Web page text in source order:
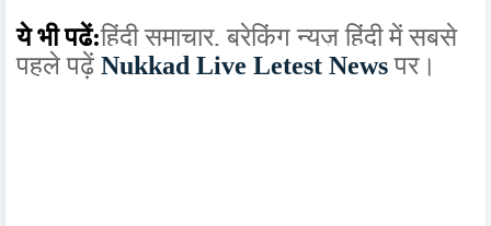
ये भी पढ़ें:हिंदी समाचार, ब्रेकिंग न्यूज़ हिंदी मेंसबसे
पहले पढ़ेंNukkad Live Letest Newsपर।